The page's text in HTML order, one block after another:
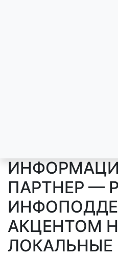
ПАРТНЕР —
АКЦЕНТОМ
ЛОКАЛЬНЫЕ